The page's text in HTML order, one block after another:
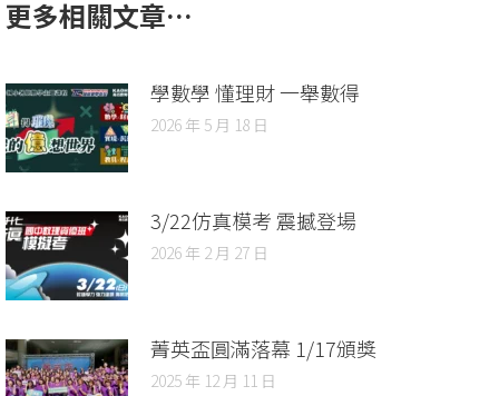
更多相關文章…
學數學 懂理財 一舉數得
2026 年 5 月 18 日
3/22仿真模考 震撼登場
2026 年 2 月 27 日
菁英盃圓滿落幕 1/17頒獎
2025 年 12 月 11 日